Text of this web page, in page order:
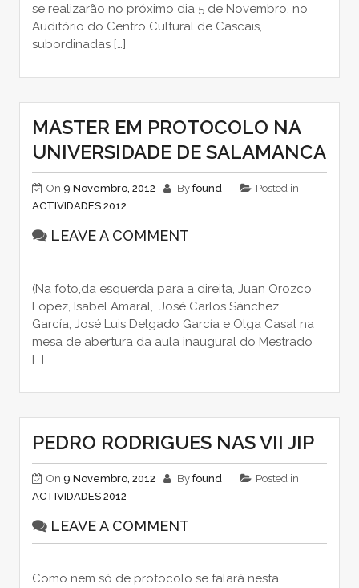
se realizarão no próximo dia 5 de Novembro, no
Auditório do Centro Cultural de Cascais,
subordinadas […]
MASTER EM PROTOCOLO NA
UNIVERSIDADE DE SALAMANCA
On 9 Novembro, 2012 By found
Posted in
ACTIVIDADES 2012
LEAVE A COMMENT
(Na foto,da esquerda para a direita, Juan Orozco
Lopez, Isabel Amaral, José Carlos Sánchez
García, José Luis Delgado García e Olga Casal na
mesa de abertura da aula inaugural do Mestrado
[…]
PEDRO RODRIGUES NAS VII JIP
On 9 Novembro, 2012 By found
Posted in
ACTIVIDADES 2012
LEAVE A COMMENT
Como nem só de protocolo se falará nesta